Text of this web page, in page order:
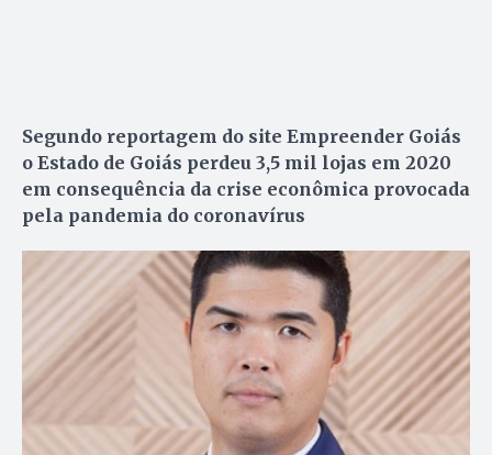
Segundo reportagem do site Empreender Goiás
o Estado de Goiás perdeu 3,5 mil lojas em 2020
em consequência da crise econômica provocada
pela pandemia do coronavírus